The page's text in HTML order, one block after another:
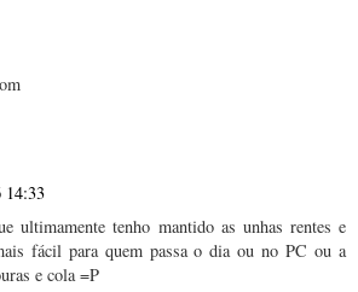
14:33
ultimamente tenho mantido as unhas rentes e
fácil para quem passa o dia ou no PC ou a
e cola =P